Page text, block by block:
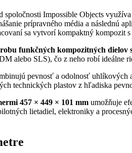
spoločnosti Impossible Objects
prípravného média a následnú
sa vytvorí kompaktný kompozit
funkčných kompozitných dielov
alebo SLS), čo z neho robí ideálne
pevnosť a odolnosť uhlíkových
technických plastov z hľadiska
457 × 449 × 101 mm umožňuje
lietadiel, elektroniky a